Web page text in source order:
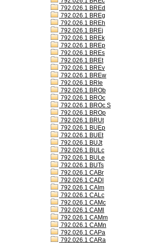
792.026.1 BREd
792.026.1 BREg
792.026.1 BREh
792.026.1 BREj
792.026.1 BREk
792.026.1 BREp
792.026.1 BREs
792.026.1 BREt
792.026.1 BREv
792.026.1 BREw
792.026.1 BRIe
792.026.1 BROb
792.026.1 BROc
792.026.1 BROc S
792.026.1 BROp
792.026.1 BRUt
792.026.1 BUEp
792.026.1 BUEt
792.026.1 BUJt
792.026.1 BULc
792.026.1 BULe
792.026.1 BUTs
792.026.1 CABr
792.026.1 CADl
792.026.1 CAIm
792.026.1 CALc
792.026.1 CAMc
792.026.1 CAMl
792.026.1 CAMm
792.026.1 CAMn
792.026.1 CAPa
792.026.1 CARa